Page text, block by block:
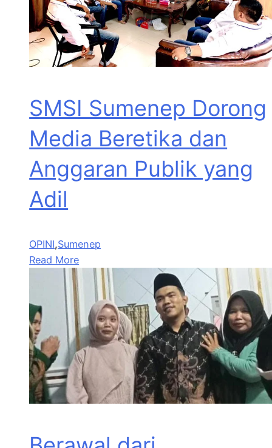
SMSI Sumenep Dorong
Media Beretika dan
Anggaran Publik yang
Adil
OPINI,Sumenep
Read More